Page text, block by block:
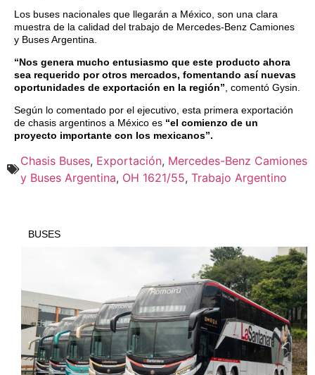
Los buses nacionales que llegarán a México, son una clara
muestra de la calidad del trabajo de Mercedes-Benz Camiones
y Buses Argentina.
“Nos genera mucho entusiasmo que este producto ahora
sea requerido por otros mercados, fomentando así nuevas
oportunidades de exportación en la región” , comentó Gysin.
Según lo comentado por el ejecutivo, esta primera exportación
de chasis argentinos a México es “el comienzo de un
proyecto importante con los mexicanos”.
Chasis Buses, Exportación, Mercedes-Benz Camiones
y Buses Argentina, OH 1621/55, Trabajo Argentino
BUSES